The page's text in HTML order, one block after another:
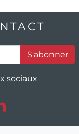
S'abonner
sociaux